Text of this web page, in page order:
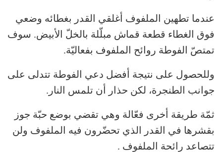
عندما تطهين الملفوف أغلقي القدر بغطائه وضعي
فوق الغطاء قطعة قماش مبلّلة بالخلّ الأبيض. سوف
تمتصّ الفوطة روائح الملفوف بفعاليّة.
وللحصول على نتيجة أفضل دعي الفوطة تتدلى على
جوانب الطنجرة، لكن حذار أن تلمس النار.
ثمّة طريقة أخرى فعّالة وهي تقضي بوضع حبّة جوز
بقشرها في القدر الذي تحضّرون فيه الملفوف ولن
تتصاعد رائحة الملفوف .